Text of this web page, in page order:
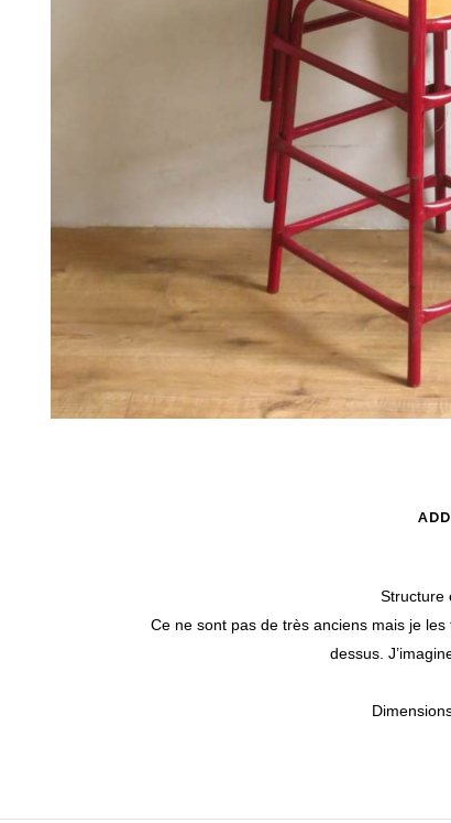
Structure
Ce ne sont pas de très anciens mais je
dessus.